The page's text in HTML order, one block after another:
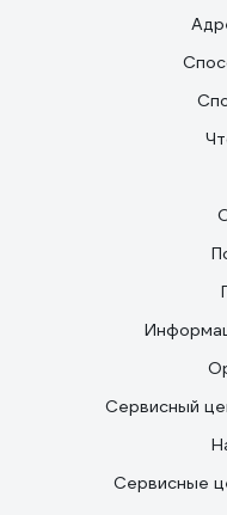
Сервисный
Сервисные